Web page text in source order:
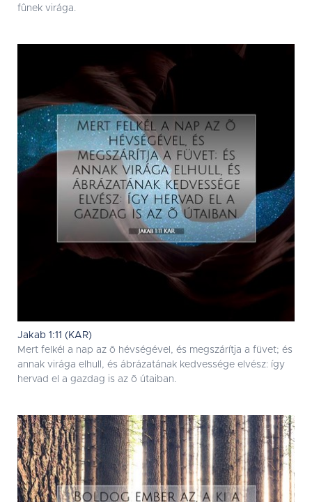
fûnek virága.
Jakab 1:11 (KAR)
Mert felkél a nap az õ hévségével, és megszárítja a füvet; és
annak virága elhull, és ábrázatának kedvessége elvész: így
hervad el a gazdag is az õ útaiban.